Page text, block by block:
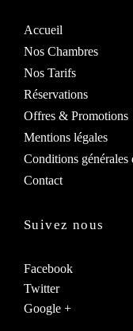
Accueil
Nos Chambres
Nos Tarifs
Réservations
Offres & Promotions
Mentions légales
Conditions générales
Contact
Suivez nous
Facebook
Twitter
Google +